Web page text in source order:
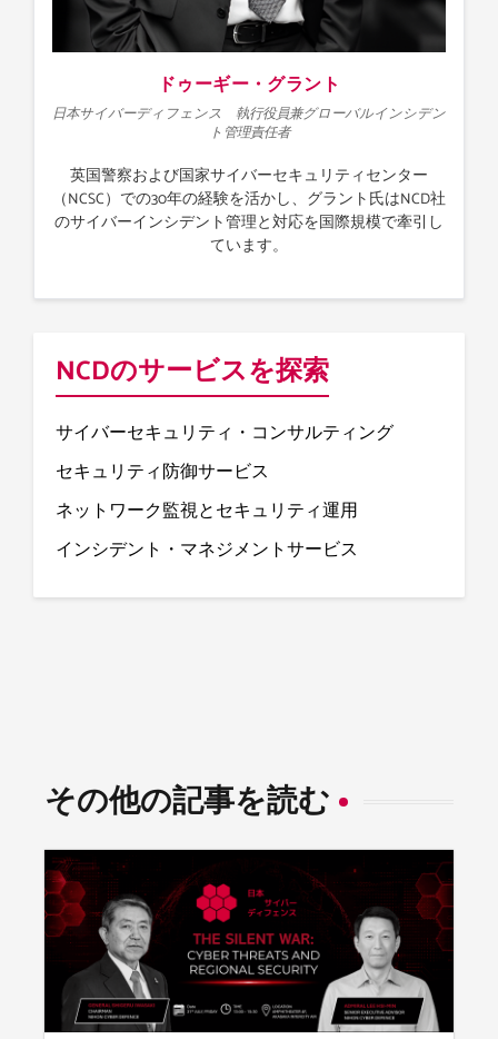
ドゥーギー・グラント
日本サイバーディフェンス 執行役員兼グローバルインシデン
ト管理責任者
英国警察および国家サイバーセキュリティセンター
（NCSC）での30年の経験を活かし、グラント氏はNCD社
のサイバーインシデント管理と対応を国際規模で牽引し
ています。
NCDのサービスを探索
サイバーセキュリティ・コンサルティング
セキュリティ防御サービス
ネットワーク監視とセキュリティ運用
インシデント・マネジメントサービス
その他の記事を読む